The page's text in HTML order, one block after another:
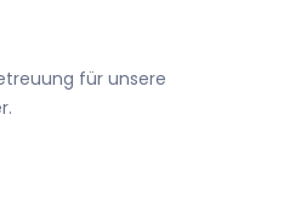
für unsere